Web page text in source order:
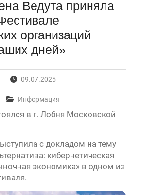
28.07.2026. Часть 1-3
в программе «Большая игра» —
Часть 1-2
лиц, прошедших
испытания в МГУ имени
в 2026 году по каждому
списки поступающих)
в программе «Большая игра» —
24.07.2026. Часть 1-2
в программе «Большая игра» —
Ведута приняла
организаций
дней»
09.07.2025
Информация
в г. Лобня Московской
с докладом на тему
кибернетическая
экономика» в одном из